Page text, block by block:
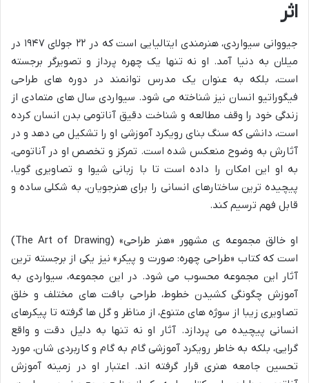
اثر
جیووانی سیواردی، هنرمندی ایتالیایی است که در ۲۲ جولای ۱۹۴۷ در
میلان به دنیا آمد. او نه تنها یک چهره پرداز و تصویرگر برجسته
است، بلکه به عنوان یک مدرس توانمند در دوره های طراحی
فیگوراتیو انسان نیز شناخته می شود. سیواردی سال های متمادی از
زندگی خود را وقف مطالعه و شناخت دقیق آناتومی بدن انسان کرده
است، دانشی که سنگ بنای رویکرد آموزشی او را تشکیل می دهد و در
آثارش به وضوح منعکس شده است. تمرکز و تخصص او در آناتومی،
به او این امکان را داده است تا با زبانی شیوا و تصاویری گویا،
پیچیده ترین ساختارهای انسانی را برای هنرجویان، به شکلی ساده و
قابل فهم ترسیم کند.
او خالق مجموعه ی مشهور «هنر طراحی» (The Art of Drawing)
است که کتاب «طراحی چهره: صورت و پیکر» نیز یکی از برجسته ترین
آثار این مجموعه محسوب می شود. در این مجموعه، سیواردی به
آموزش چگونگی کشیدن خطوط، طراحی بافت های مختلف و خلق
تصاویری زیبا از سوژه های متنوع، از مناظر و گل ها گرفته تا پیکرهای
انسانی پیچیده می پردازد. آثار او نه تنها به دلیل دقت و واقع
گرایی، بلکه به خاطر رویکرد آموزشی گام به گام و کاربردی شان، مورد
تحسین جامعه هنری قرار گرفته اند. اعتبار او در زمینه آموزش